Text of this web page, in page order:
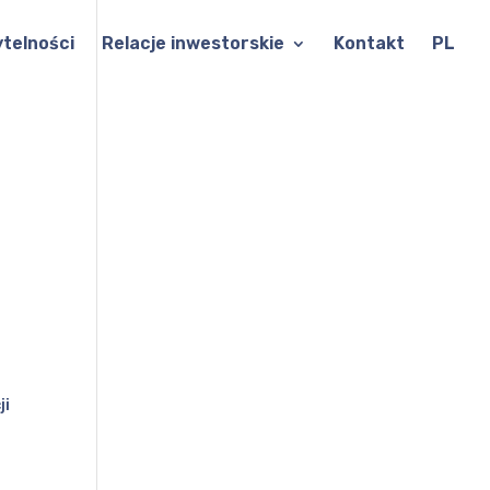
Relacje inwestorskie Kontakt PL